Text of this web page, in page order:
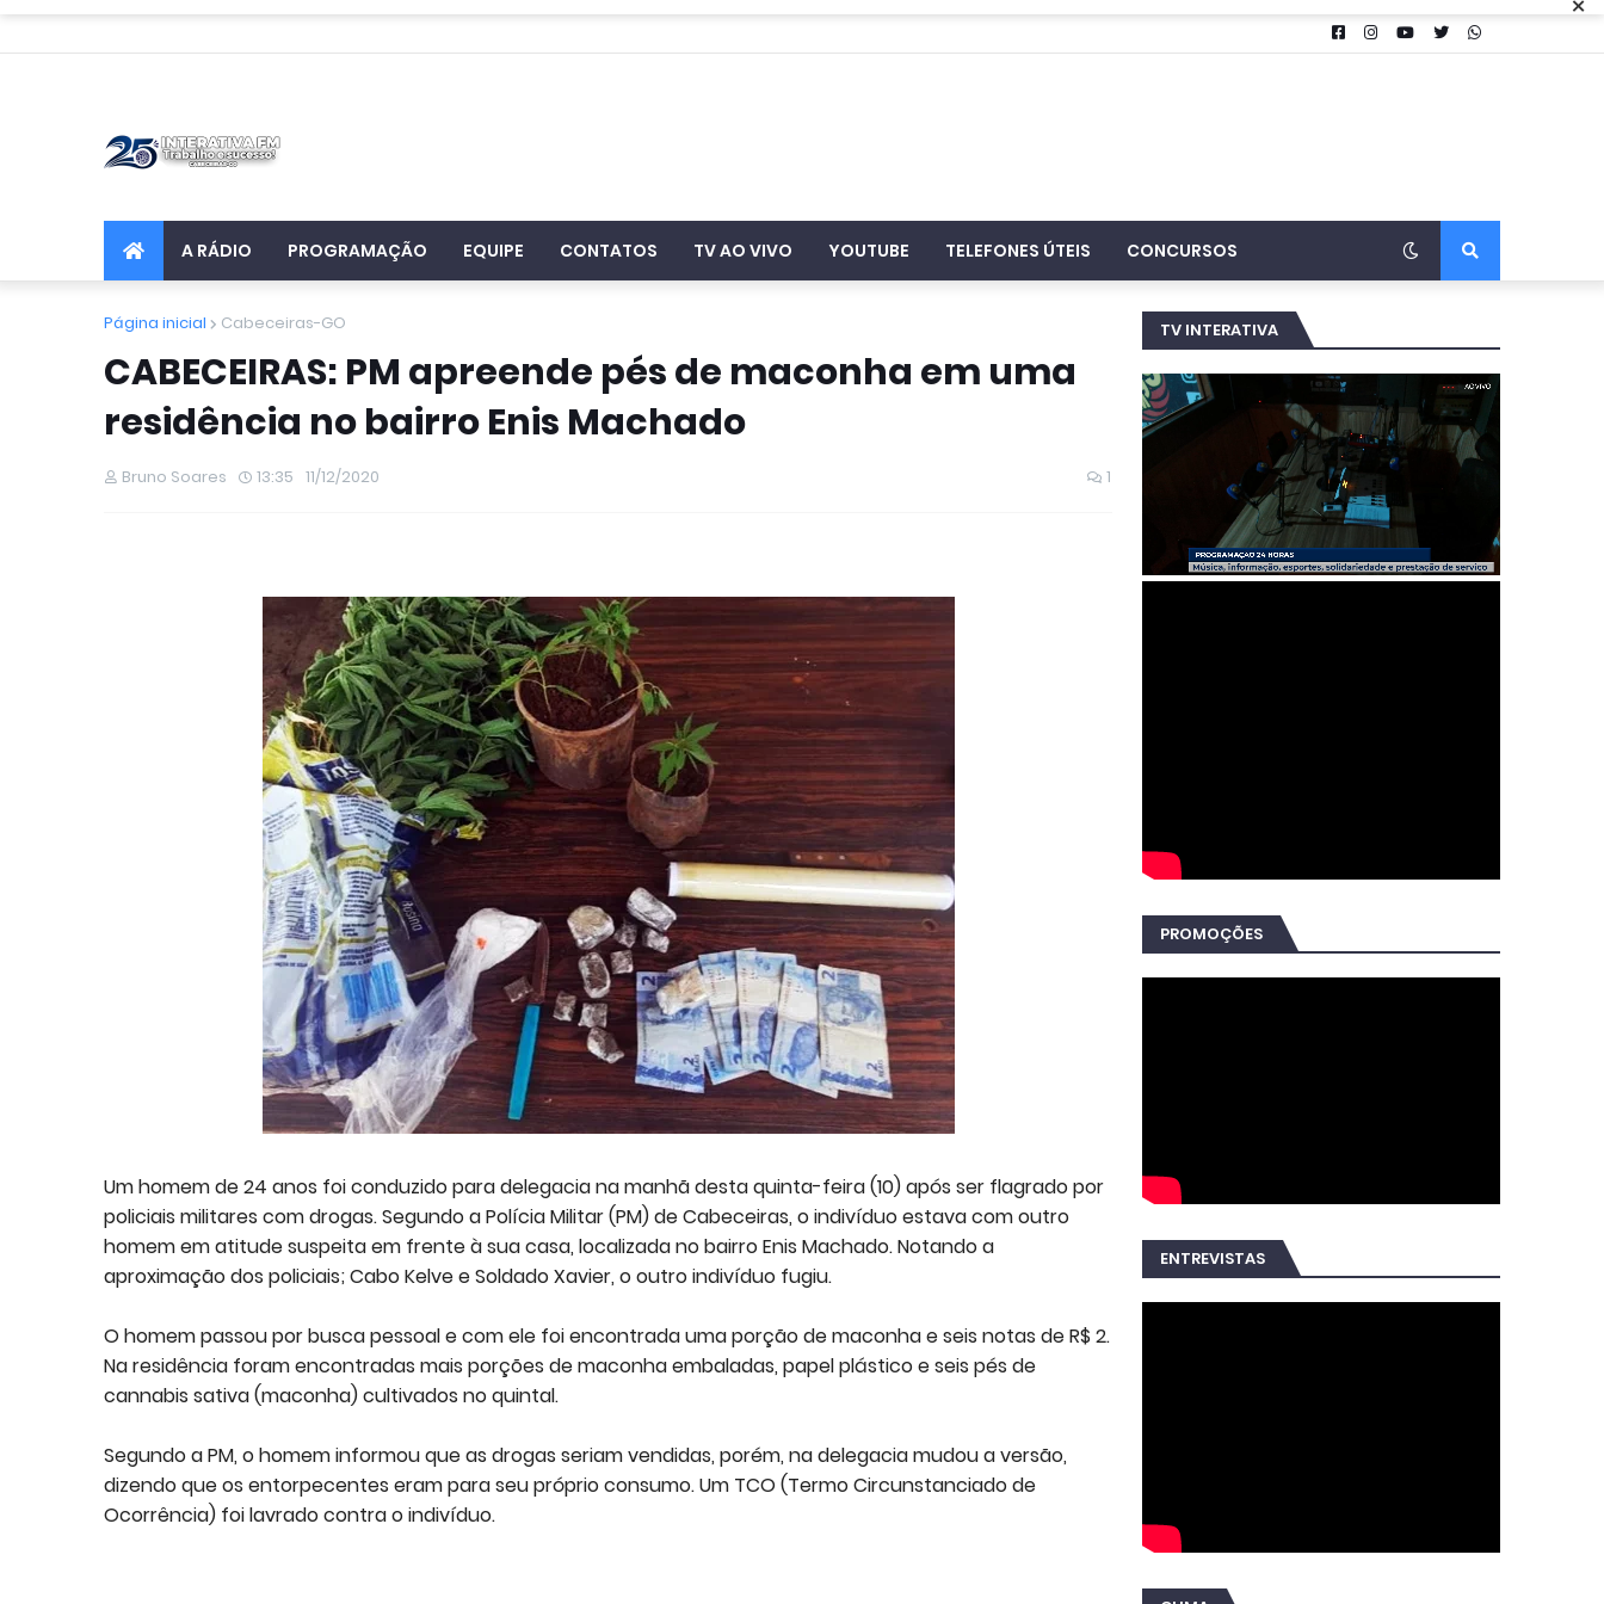
A RÁDIO PROGRAMAÇÃO EQUIPE CONTATOS TV AO VIVO YOUTUBE TELEFONES ÚTEIS CONCURSOS
Página inicial Cabeceiras-GO
CABECEIRAS: PM apreende pés de maconha em uma
residência no bairro Enis Machado
Bruno Soares 13:35 11/12/2020 1
Um homem de 24 anos foi conduzido para delegacia na manhã desta quinta-feira (10) após ser flagrado por
policiais militares com drogas. Segundo a Polícia Militar (PM) de Cabeceiras, o indivíduo estava com outro
homem em atitude suspeita em frente à sua casa, localizada no bairro Enis Machado. Notando a
aproximação dos policiais; Cabo Kelve e Soldado Xavier, o outro indivíduo fugiu.
O homem passou por busca pessoal e com ele foi encontrada uma porção de maconha e seis notas de R$ 2.
Na residência foram encontradas mais porções de maconha embaladas, papel plástico e seis pés de
cannabis sativa (maconha) cultivados no quintal.
Segundo a PM, o homem informou que as drogas seriam vendidas, porém, na delegacia mudou a versão,
dizendo que os entorpecentes eram para seu próprio consumo. Um TCO (Termo Circunstanciado de
Ocorrência) foi lavrado contra o indivíduo.
TV INTERATIVA
PROMOÇÕES
ENTREVISTAS